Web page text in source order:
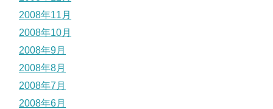
2008年11月
2008年10月
2008年9月
2008年8月
2008年7月
2008年6月